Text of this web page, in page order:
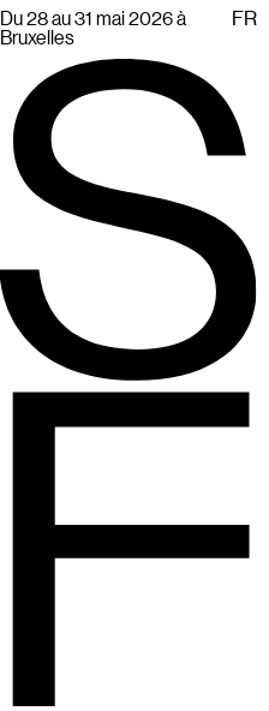
Du 28 au 31 mai 2026 à
Bruxelles
FR